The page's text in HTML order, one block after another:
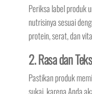
Periksa label produk
nutrisinya sesuai
protein, serat, dan
2. Rasa dan
Pastikan produk
sukai, karena Anda